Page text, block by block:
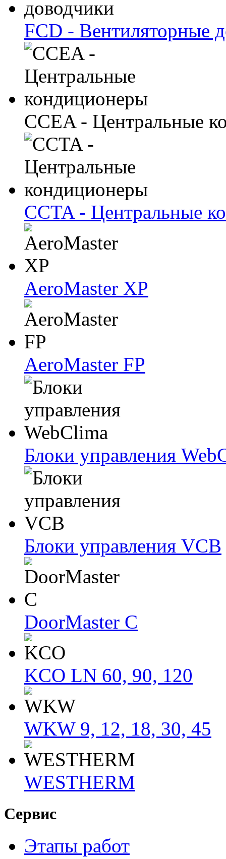
FCD - Вентиляторные
CCEA - Центральные
CCTA - Центральные
AeroMaster XP
AeroMaster FP
Блоки упрaвлeния
Блоки упрaвлeния VCB
DoorMaster C
KCO LN 60, 90, 120
WKW 9, 12, 18, 30, 45
WESTHERM
Сервис
Этапы работ